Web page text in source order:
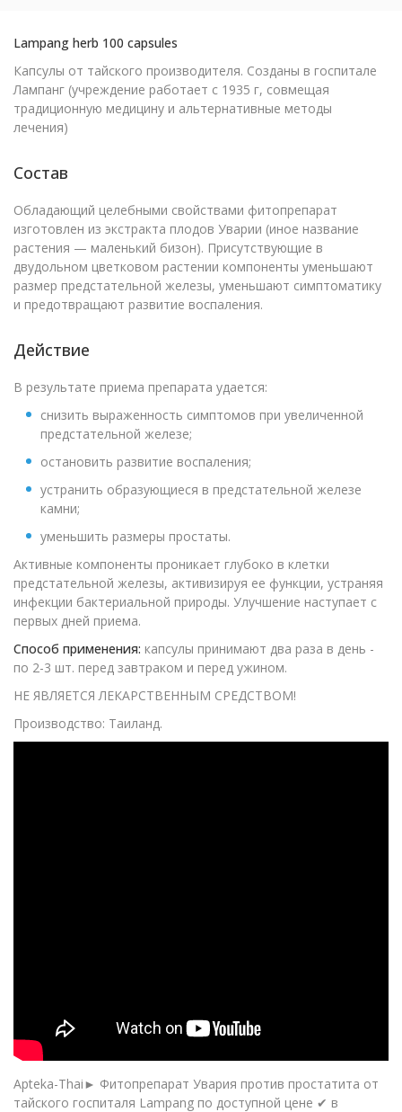
Lampang herb 100 capsules
Капсулы от тайского производителя. Созданы в госпитале
Лампанг (учреждение работает с 1935 г, совмещая
традиционную медицину и альтернативные методы
лечения)
Состав
Обладающий целебными свойствами фитопрепарат
изготовлен из экстракта плодов Уварии (иное название
растения — маленький бизон). Присутствующие в
двудольном цветковом растении компоненты уменьшают
размер предстательной железы, уменьшают симптоматику
и предотвращают развитие воспаления.
Действие
В результате приема препарата удается:
снизить выраженность симптомов при увеличенной
предстательной железе;
остановить развитие воспаления;
устранить образующиеся в предстательной железе
камни;
уменьшить размеры простаты.
Активные компоненты проникает глубоко в клетки
предстательной железы, активизируя ее функции, устраняя
инфекции бактериальной природы. Улучшение наступает с
первых дней приема.
Способ применения: капсулы принимают два раза в день -
по 2-3 шт. перед завтраком и перед ужином.
НЕ ЯВЛЯЕТСЯ ЛЕКАРСТВЕННЫМ СРЕДСТВОМ!
Производство: Таиланд.
Apteka-Thai► Фитопрепарат Увария против простатита от
тайского госпиталя Lampang по доступной цене ✔ в